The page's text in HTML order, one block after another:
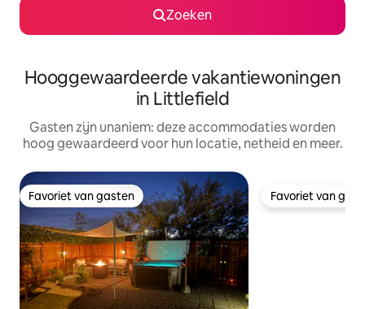
Zoeken
Hooggewaardeerde vakantiewoningen
in Littlefield
Gasten zijn unaniem: deze accommodaties worden
hoog gewaardeerd voor hun locatie, netheid en meer.
Favoriet van gasten
Favoriet van gasten Favoriet van
Favoriet van